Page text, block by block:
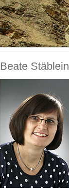
Beate Stäblein